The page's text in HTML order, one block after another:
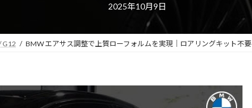
2025年10月9日
G12 BMW エアサス調整で上質ローフォルムを実現｜ロアリングキット不要